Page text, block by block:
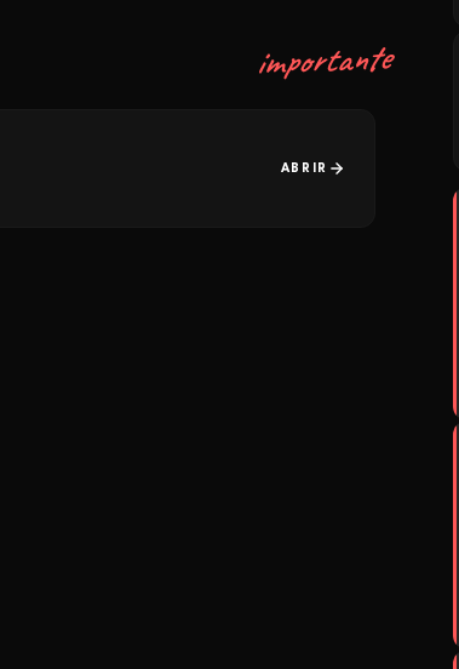
importante
ABRIR